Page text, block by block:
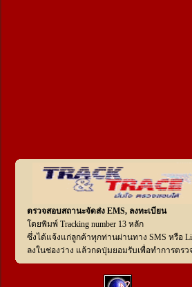
ตรวจสอบสถานะจัดส่ง EMS, ลงทะเบียน
โดยพิมพ์ Tracking number 13 หลัก
ซึ่งได้แจ้งแก่ลูกค้าทุกท่านผ่านทาง SMS หรือ
ลงในช่องว่าง แล้วกดปุ่มยอมรับเพื่อทำการตรว